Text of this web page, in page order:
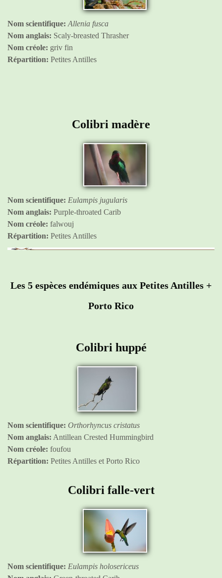
Nom scientifique: Allenia fusca
Nom anglais: Scaly-breasted Thrasher
Nom créole: griv fin
Répartition: Petites Antilles
Colibri madère
Nom scientifique: Eulampis jugularis
Nom anglais: Purple-throated Carib
Nom créole: falwouj
Répartition: Petites Antilles
Les 5 espèces endémiques aux Petites Antilles +
Porto Rico
Colibri huppé
Nom scientifique: Orthorhyncus cristatus
Nom anglais: Antillean Crested Hummingbird
Nom créole: foufou
Répartition: Petites Antilles et Porto Rico
Colibri falle-vert
Nom scientifique: Eulampis holosericeus